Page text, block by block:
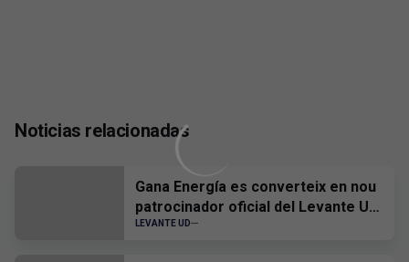
Noticias relacionadas
Gana Energía es converteix en nou
patrocinador oficial del Levante UD
per a la temporada 2026-2027
LEVANTE UD